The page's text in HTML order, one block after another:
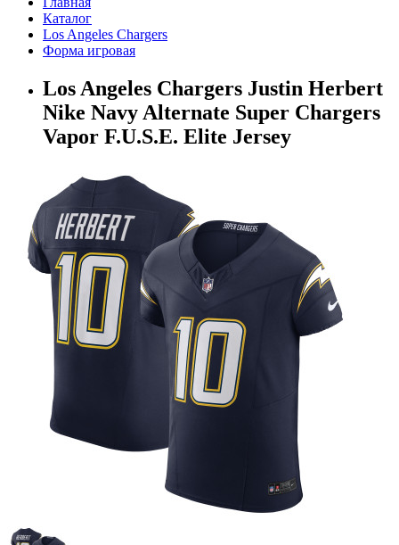
Каталог
Los Angeles Chargers
Форма игровая
Los Angeles Chargers Justin Herbert
Nike Navy Alternate Super Chargers
Vapor F.U.S.E. Elite Jersey